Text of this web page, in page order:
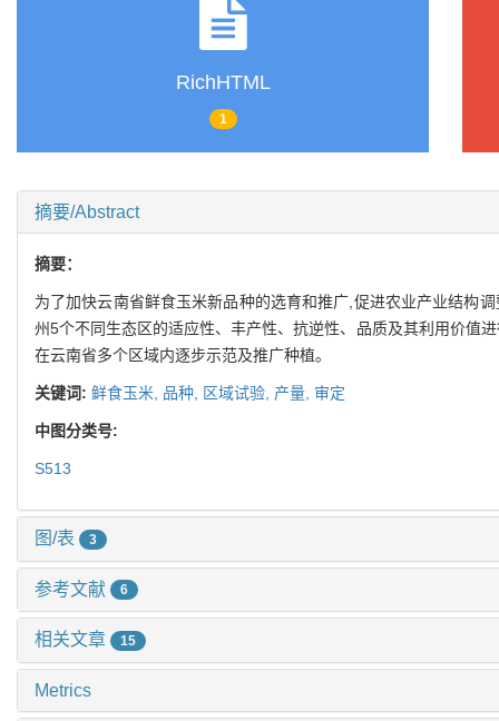
RichHTML
1
摘要/Abstract
摘要：
为了加快云南省鲜食玉米新品种的选育和推广,促进农业产业结构
州5个不同生态区的适应性、丰产性、抗逆性、品质及其利用价值
在云南省多个区域内逐步示范及推广种植。
关键词: 鲜食玉米, 品种, 区域试验, 产量, 审定
中图分类号:
S513
图/表 3
参考文献 6
相关文章 15
Metrics